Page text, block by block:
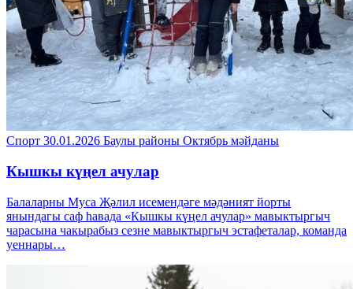
Спорт 30.01.2026 Баулы районы Октябрь мәйданы
Кышкы күңел ачулар
Балаларны Муса Җәлил исемендәге мәдәният йорты
янындагы саф һавада «Кышкы күңел ачулар» мавыктыргыч
чарасына чакырабыз сезне мавыктыргыч эстафеталар, команда
уеннары…